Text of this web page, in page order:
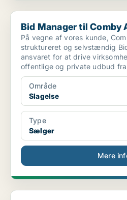
Bid Manager til Comby A/S
Bid Manager til Comby
På vegne af vores kunde,
struktureret og selvstændig
ansvaret for at drive
offentlige og private udbud
Område
Slagelse
Type
Sælger
Mere
Salgskonsulent til [xxxxx]